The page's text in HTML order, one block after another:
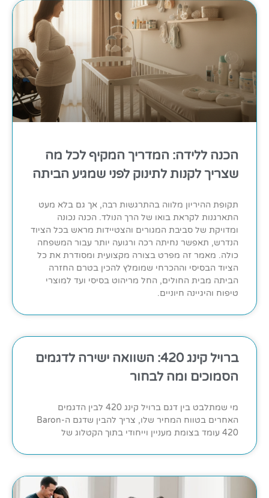
הכנה ללידה: המדריך המקיף לכל מה
שצריך לקנות לתינוק לפני שמגיע הביתה
תקופת ההיריון מלווה בהתרגשות רבה, אך גם בלא מעט
התארגנות לקראת בואו של הרך הנולד. הכנה נכונה
ומדויקת של סביבת המגורים והצטיידות מראש בכל הציוד
הנדרש, תאפשר נחיתה רכה ורגועה יותר עבור המשפחה
כולה. מאמר זה מפרט בצורה מקצועית ומסודרת את כל
הציוד הבסיסי וההכרחי שמומלץ להכין בטרם החזרה
הביתה מבית החולים, החל מריהוט בסיסי ועד למוצרי
טיפוח והיגיינה חיוניים.
ברויל קינג 420: השוואה ישירה לדגמים
הסמוכים ומה לבחור
מי שמתלבט בין דגם ברויל קינג 420 לבין הדגמים
האחרים בטווח המחיר שלו, צריך להבין שדגם ה-Baron
420 עומד בצומת מעניין וייחודי בתוך הקטלוג של